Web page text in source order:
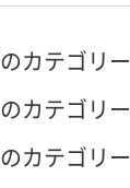
カテゴリー
カテゴリー
カテゴリー